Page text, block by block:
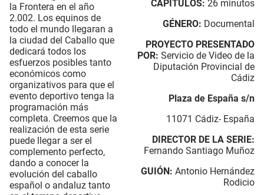
la Frontera en el año
2.002. Los equinos de
todo el mundo llegaran a
la ciudad del Caballo que
dedicará todos los
esfuerzos posibles tanto
económicos como
organizativos para que el
evento deportivo tenga la
programación más
completa. Creemos que la
realización de esta serie
puede llegar a ser el
complemento perfecto,
dando a conocer la
evolución del caballo
español o andaluz tanto
CAPÍTULOS: 26 minutos
GÉNERO: Documental
PROYECTO PRESENTADO
POR: Servicio de Video de la
Diputación Provincial de
Cádiz
Plaza de España s/n
11071 Cádiz- España
DIRECTOR DE LA SERIE:
Fernando Santiago Muñoz
GUIÓN: Antonio Hernández
Rodicio